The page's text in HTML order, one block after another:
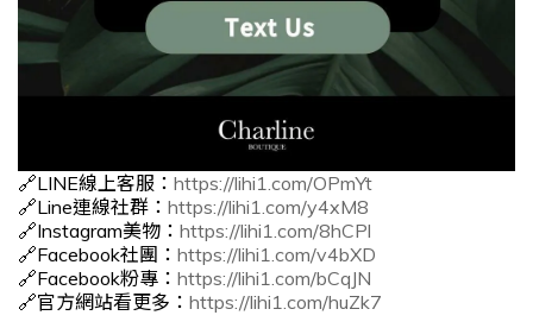
🔗LINE線上客服： https://lihi1.com/OPmYt
🔗Line連線社群： https://lihi1.com/y4xM8
🔗Instagram美物： https://lihi1.com/8hCPl
🔗Facebook社團： https://lihi1.com/v4bXD
🔗Facebook粉專： https://lihi1.com/bCqJN
🔗官方網站看更多： https://lihi1.com/huZk7